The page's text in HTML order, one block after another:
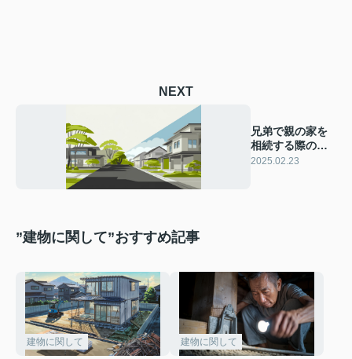
NEXT
兄弟で親の家を
相続する際の課
題とは？相談事
2025.02.23
”建物に関して”おすすめ記事
建物に関して 建物に関して